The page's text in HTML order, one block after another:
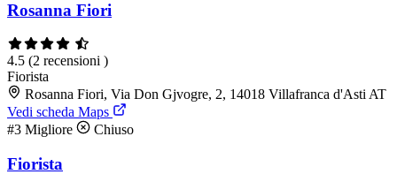
Rosanna Fiori
4.5 (2 recensioni )
Fiorista
Rosanna Fiori, Via Don Gjvogre, 2, 14018 Villafranca d'Asti AT
Vedi scheda Maps
#3 Migliore Chiuso
Fiorista